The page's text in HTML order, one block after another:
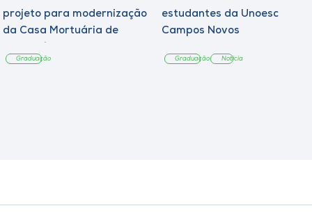
projeto para modernização
da Casa Mortuária de
Graduação
estudantes da Unoesc
Campos Novos
Graduação Notícia